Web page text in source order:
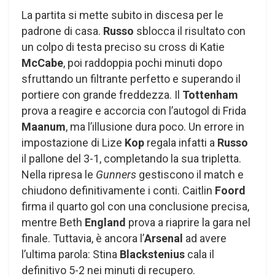
La partita si mette subito in discesa per le
padrone di casa. Russo sblocca il risultato con
un colpo di testa preciso su cross di Katie
McCabe, poi raddoppia pochi minuti dopo
sfruttando un filtrante perfetto e superando il
portiere con grande freddezza. Il Tottenham
prova a reagire e accorcia con l’autogol di Frida
Maanum, ma l’illusione dura poco. Un errore in
impostazione di Lize Kop regala infatti a Russo
il pallone del 3-1, completando la sua tripletta.
Nella ripresa le Gunners gestiscono il match e
chiudono definitivamente i conti. Caitlin Foord
firma il quarto gol con una conclusione precisa,
mentre Beth England prova a riaprire la gara nel
finale. Tuttavia, è ancora l’Arsenal ad avere
l’ultima parola: Stina Blackstenius cala il
definitivo 5-2 nei minuti di recupero.